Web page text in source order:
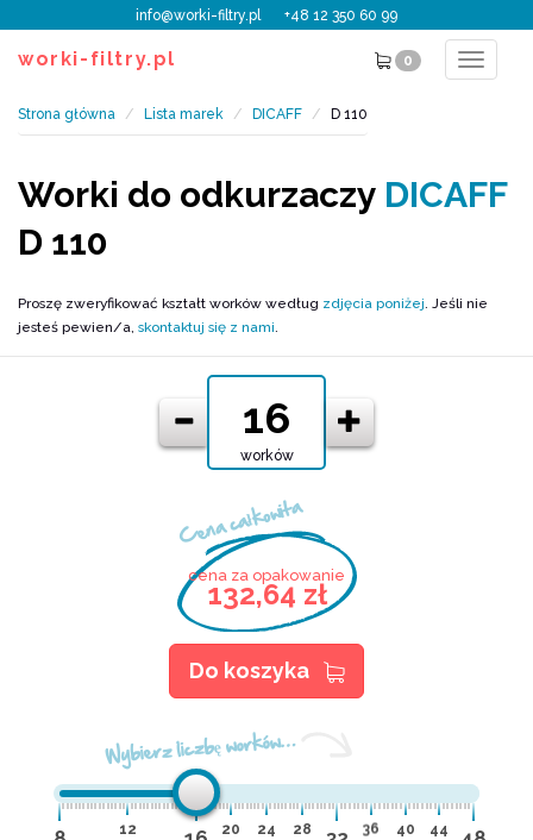
info@worki-filtry.pl +48 12 350 60 99
worki-filtry.pl 0
Toggle
Strona główna Lista marek DICAFF D 110
Worki do odkurzaczy DICAFF
D 110
Proszę zweryfikować kształt worków według zdjęcia poniżej. Jeśli nie
jesteś pewien/a, skontaktuj się z nami.
Wybierz liczbę worków…
12 20 24 28 36 40 44
worków
Cena całkowita
cena za opakowanie
132,64 zł
Do koszyka